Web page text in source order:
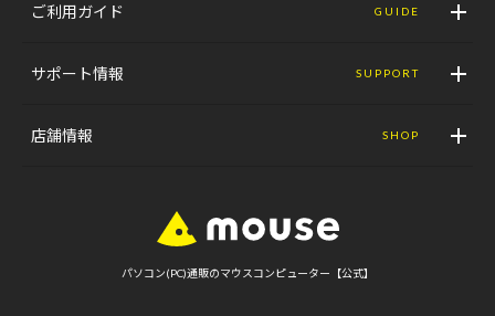
ご利用ガイド GUIDE
サポート情報 SUPPORT
店舗情報 SHOP
パソコン(PC)通販のマウスコンピューター【公式】